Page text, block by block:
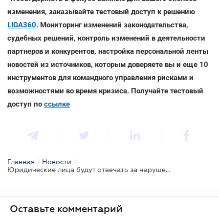
изменения, заказывайте тестовый доступ к решению
LIGA360. Мониторинг изменений законодательства,
судебных решений, контроль изменений в деятельности
партнеров и конкурентов, настройка персональной ленты
новостей из источников, которым доверяете вы и еще 10
инструментов для командного управления рисками и
возможностями во время кризиса. Получайте тестовый
доступ по ссылке
Главная / Новости /
Юридические лица будут отвечать за нарушение ПДД: проект
Оставьте комментарий